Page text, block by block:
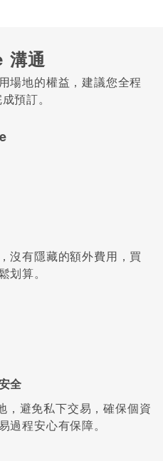
溝通
場地的權益，建議您全程
預訂。
沒有隱藏的額外費用，買
划算。
全
避免私下交易，確保個資
過程安心有保障。